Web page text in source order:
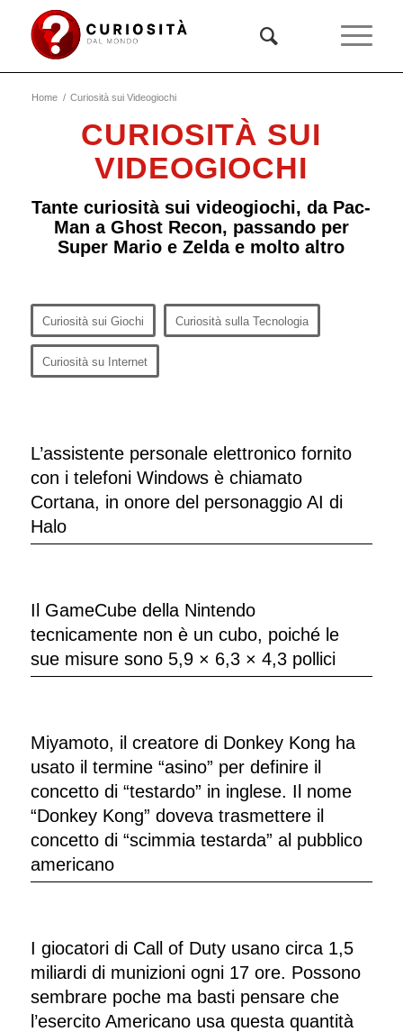
Home / Curiosità sui Videogiochi
CURIOSITÀ SUI
VIDEOGIOCHI
Tante curiosità sui videogiochi, da Pac-
Man a Ghost Recon, passando per
Super Mario e Zelda e molto altro
Curiosità sui Giochi Curiosità sulla Tecnologia
Curiosità su Internet
L’assistente personale elettronico fornito
con i telefoni Windows è chiamato
Cortana, in onore del personaggio AI di
Halo
Il GameCube della Nintendo
tecnicamente non è un cubo, poiché le
sue misure sono 5,9 × 6,3 × 4,3 pollici
Miyamoto, il creatore di Donkey Kong ha
usato il termine “asino” per definire il
concetto di “testardo” in inglese. Il nome
“Donkey Kong” doveva trasmettere il
concetto di “scimmia testarda” al pubblico
americano
I giocatori di Call of Duty usano circa 1,5
miliardi di munizioni ogni 17 ore. Possono
sembrare poche ma basti pensare che
l’esercito Americano usa questa quantità